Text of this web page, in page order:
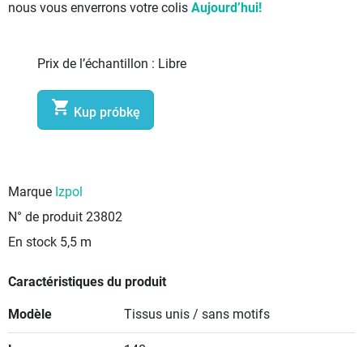
nous vous enverrons votre colis Aujourd’hui!
Prix de l’échantillon : Libre
 Kup próbkę
Marque Izpol
N° de produit 23802
En stock 5,5 m
Caractéristiques du produit
Modèle Tissus unis / sans motifs